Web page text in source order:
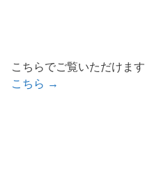
こちらでご覧いただけます
こちら →